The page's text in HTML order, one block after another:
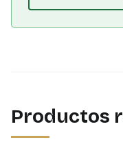
Productos